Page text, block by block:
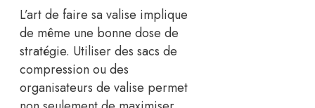
L’art de faire sa valise implique
de même une bonne dose de
stratégie. Utiliser des sacs de
compression ou des
organisateurs de valise permet